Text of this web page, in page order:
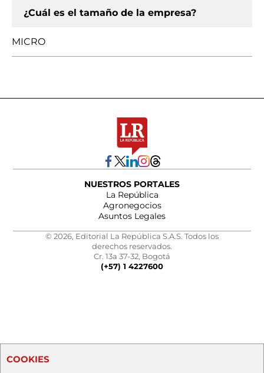
¿Cuál es el tamaño de la empresa?
MICRO
NUESTROS PORTALES
La República
Agronegocios
Asuntos Legales
© 2026, Editorial La República S.A.S. Todos los
derechos reservados.
Cr. 13a 37-32, Bogotá
(+57) 1 4227600
COOKIES